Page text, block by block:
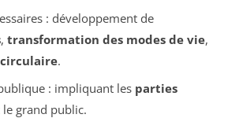
: développement de
, transformation des modes de vie,
.
: impliquant les parties
grand public.